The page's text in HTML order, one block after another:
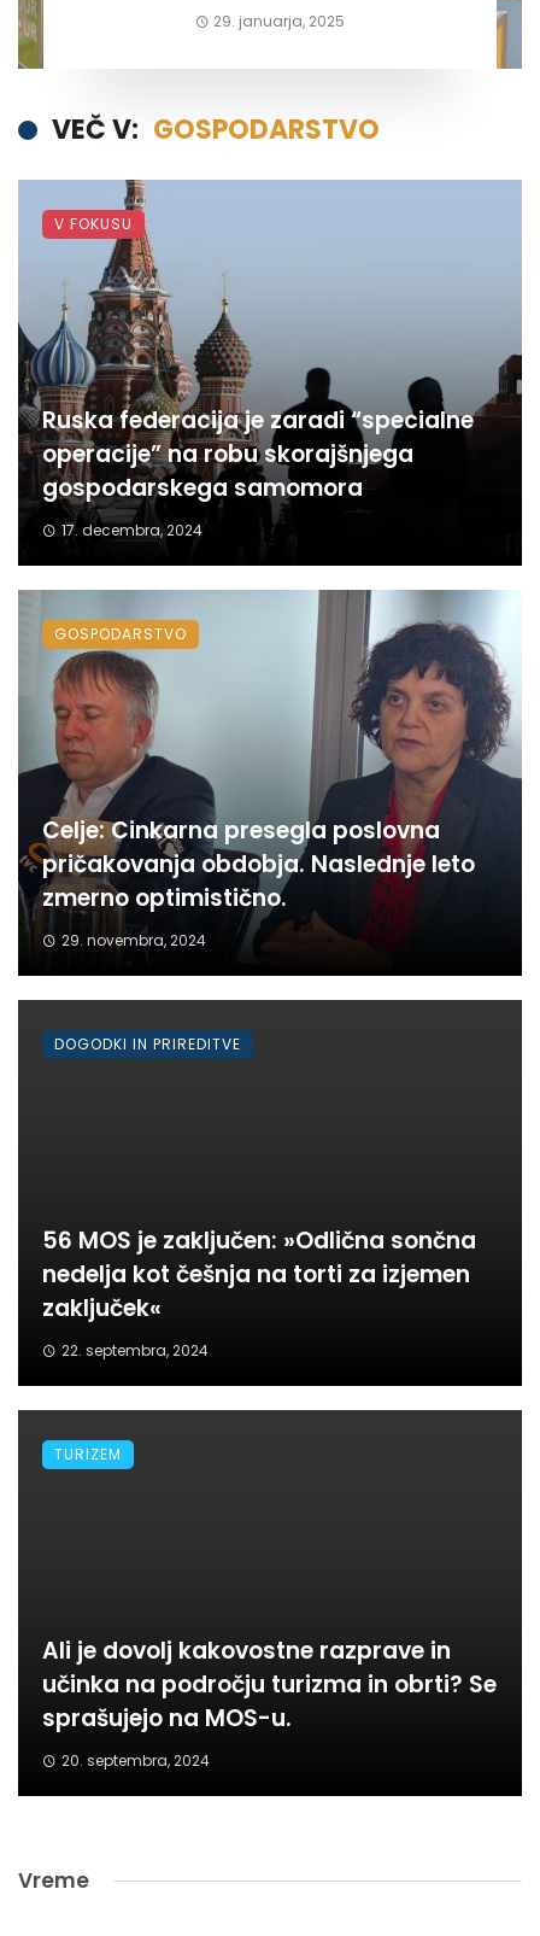
29. januarja, 2025
VEČ V: GOSPODARSTVO
Ruska federacija je zaradi “specialne
operacije” na robu skorajšnjega
gospodarskega samomora
17. decembra, 2024
V FOKUSU
Celje: Cinkarna presegla poslovna
pričakovanja obdobja. Naslednje leto
zmerno optimistično.
29. novembra, 2024
GOSPODARSTVO
56 MOS je zaključen: »Odlična sončna
nedelja kot češnja na torti za izjemen
zaključek«
22. septembra, 2024
DOGODKI IN PRIREDITVE
Ali je dovolj kakovostne razprave in
učinka na področju turizma in obrti? Se
sprašujejo na MOS-u.
20. septembra, 2024
TURIZEM
Vreme